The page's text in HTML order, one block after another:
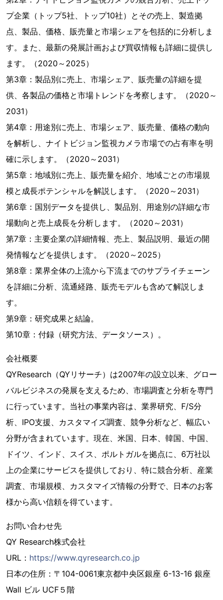
プ企業（トップ5社、トップ10社）とその売上、製造拠
点、製品、価格、販売量と市場シェアを包括的に分析しま
す。また、最新の発展計画および買収情報も詳細に提供し
ます。（2020～2025）
第3章：製品別に売上、市場シェア、販売量の詳細を提
供、各製品の価格と市場トレンドを考察します。（2020～
2031）
第4章：用途別に売上、市場シェア、販売量、価格の動向
を解析し、ナイトビジョン監視カメラ市場での占有率を明
確に示します。（2020～2031）
第5章：地域別に売上、販売量を紹介、地域ごとの市場規
模と成長ポテンシャルを解説します。（2020～2031）
第6章：国別データを提供し、製品別、用途別の詳細な市
場動向と売上成長を分析します。（2020～2031）
第7章：主要企業の詳細情報、売上、製品説明、最近の開
発情報などを提供します。（2020～2025）
第8章：業界全体の上流から下流までのサプライチェーン
を詳細に分析、流通経路、販売モデルも含めて解説しま
す。
第9章：研究成果と結論。
第10章：付録（研究方法、データソース）。
会社概要
QYResearch（QYリサーチ）は2007年の設立以来、グロー
バルビジネスの発展を支えるため、市場調査と分析を専門
に行っています。当社の事業内容は、業界研究、F/S分
析、IPO支援、カスタマイズ調査、競争分析など、幅広い
分野が含まれています。現在、米国、日本、韓国、中国、
ドイツ、インド、スイス、ポルトガルを拠点に、6万社以
上の企業にサービスを提供しており、特に競合分析、産業
調査、市場規模、カスタマイズ情報の分野で、日本のお客
様から高い信頼を得ています。
お問い合わせ先
QY Research株式会社
URL： https://www.qyresearch.co.jp
日本の住所：〒104-0061東京都中央区銀座 6-13-16 銀座
Wall ビル UCF５階